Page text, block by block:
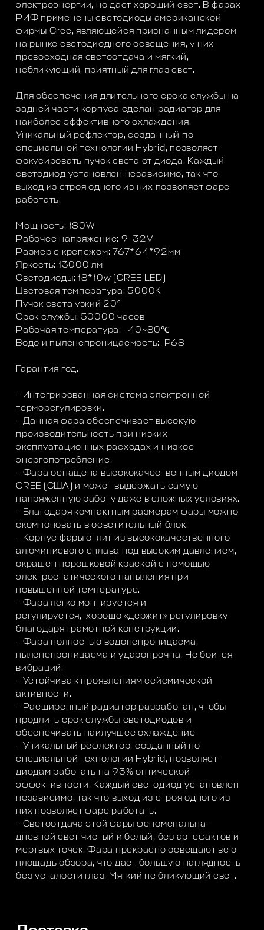
электроэнергии, но дает хороший свет. В фарах
РИФ применены светодиоды американской
фирмы Cree, являющейся признанным лидером
на рынке светодиодного освещения, у них
превосходная светоотдача и мягкий,
небликующий, приятный для глаз свет.
Для обеспечения длительного срока службы на
задней части корпуса сделан радиатор для
наиболее эффективного охлаждения.
Уникальный рефлектор, созданный по
специальной технологии Hybrid, позволяет
фокусировать пучок света от диода. Каждый
светодиод установлен независимо, так что
выход из строя одного из них позволяет фаре
работать.
Мощность: 180W
Рабочее напряжение: 9-32V
Размер с крепежом: 767*64*92мм
Яркость: 13000 лм
Светодиоды: 18*10w (CREE LED)
Цветовая температура: 5000K
Пучок света узкий 20°
Срок службы: 50000 часов
Рабочая температура: -40~80℃
Водо и пыленепроницаемость: IP68
Гарантия год.
- Интегрированная система электронной
терморегулировки.
- Данная фара обеспечивает высокую
производительность при низких
эксплуатационных расходах и низкое
энергопотребление.
- Фара оснащена высококачественным диодом
CREE (США) и может выдержать самую
напряженную работу даже в сложных условиях.
- Благодаря компактным размерам фары можно
скомпоновать в осветительный блок.
- Корпус фары отлит из высококачественного
алюминиевого сплава под высоким давлением,
окрашен порошковой краской с помощью
электростатического напыления при
повышенной температуре.
- Фара легко монтируется и
регулируется, хорошо «держит» регулировку
благодаря грамотной конструкции.
- Фара полностью водонепроницаема,
пыленепроницаема и ударопрочна. Не боится
вибраций.
- Устойчива к проявлениям сейсмической
активности.
- Расширенный радиатор разработан, чтобы
продлить срок службы светодиодов и
обеспечивать наилучшее охлаждение
- Уникальный рефлектор, созданный по
специальной технологии Hybrid, позволяет
диодам работать на 93% оптической
эффективности. Каждый светодиод установлен
независимо, так что выход из строя одного из
них позволяет фаре работать.
- Светоотдача этой фары феноменальна -
дневной свет чистый и белый, без артефактов и
мертвых точек. Фара прекрасно освещают всю
площадь обзора, что дает большую наглядность
без усталости глаз. Мягкий не бликующий свет.